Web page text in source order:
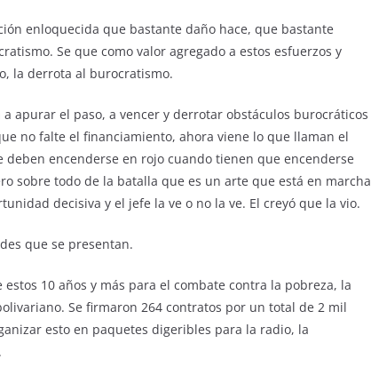
enloquecida que bastante daño hace, que bastante
Se que como valor agregado a estos esfuerzos y
la derrota al burocratismo.
apurar el paso, a vencer y derrotar obstáculos burocráticos
no falte el financiamiento, ahora viene lo que llaman el
encenderse en rojo cuando tienen que encenderse
sobre todo de la batalla que es un arte que está en marcha
decisiva y el jefe la ve o no la ve. El creyó que la vio.
que se presentan.
10 años y más para el combate contra la pobreza, la
Se firmaron 264 contratos por un total de 2 mil
esto en paquetes digeribles para la radio, la